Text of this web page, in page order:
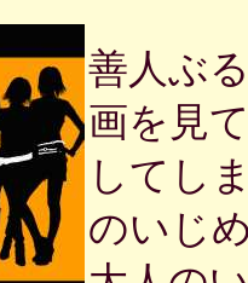
善人ぶ
画を見
してし
のいじ